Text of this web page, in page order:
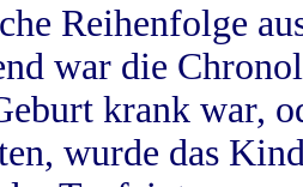
Reihenfolge
war die
krank war,
wurde das